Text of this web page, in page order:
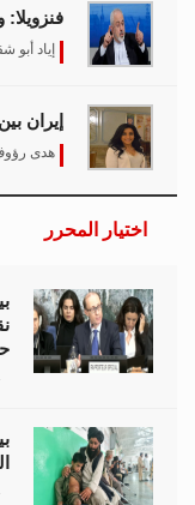
فنزويلا:
إياد أبو
إيران
هدى
اختيار المحرر